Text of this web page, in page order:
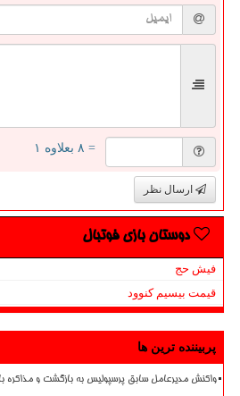
= ۸ بعلاوه ۱
ارسال نظر
دوستان بازی فوتبال
فیش حج
قیمت بیسیم کنوود
پربیننده ترین ها
واکنش مدیرعامل سابق پرسپولیس به بازگشت و مذاکره